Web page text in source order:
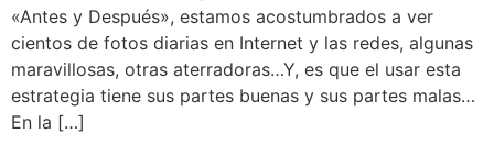
«Antes y Después», estamos acostumbrados a ver
cientos de fotos diarias en Internet y las redes, algunas
maravillosas, otras aterradoras…Y, es que el usar esta
estrategia tiene sus partes buenas y sus partes malas…
En la […]